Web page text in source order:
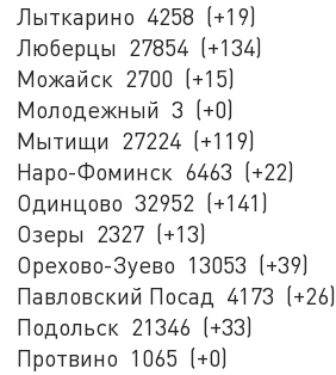
Лыткарино 4258 (+19)
Люберцы 27854 (+134)
Можайск 2700 (+15)
Молодежный 3 (+0)
Мытищи 27224 (+119)
Наро-Фоминск 6463 (+22)
Одинцово 32952 (+141)
Озеры 2327 (+13)
Орехово-Зуево 13053 (+39)
Павловский Посад 4173 (+26)
Подольск 21346 (+33)
Протвино 1065 (+0)